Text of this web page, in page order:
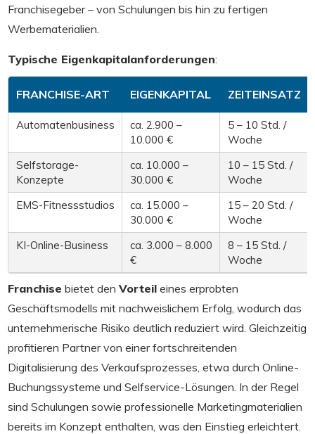
Franchisegeber – von Schulungen bis hin zu fertigen
Werbematerialien.
Typische Eigenkapitalanforderungen:
FRANCHISE-ART EIGENKAPITAL ZEITEINSATZ
Automatenbusiness
ca. 2.900 –
10.000 €
5 – 10 Std. /
Woche
Selfstorage-
Konzepte
ca. 10.000 –
30.000 €
10 – 15 Std. /
Woche
EMS-Fitnessstudios
ca. 15.000 –
30.000 €
15 – 20 Std. /
Woche
KI-Online-Business
ca. 3.000 – 8.000
€
8 – 15 Std. /
Woche
Franchise bietet den Vorteil eines erprobten
Geschäftsmodells mit nachweislichem Erfolg, wodurch das
unternehmerische Risiko deutlich reduziert wird. Gleichzeitig
profitieren Partner von einer fortschreitenden
Digitalisierung des Verkaufsprozesses, etwa durch Online-
Buchungssysteme und Selfservice-Lösungen. In der Regel
sind Schulungen sowie professionelle Marketingmaterialien
bereits im Konzept enthalten, was den Einstieg erleichtert.